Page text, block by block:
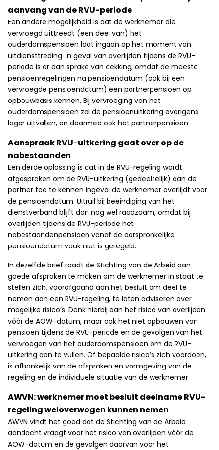
aanvang van de RVU-periode
Een andere mogelijkheid is dat de werknemer die
vervroegd uittreedt (een deel van) het
ouderdomspensioen laat ingaan op het moment van
uitdiensttreding. In geval van overlijden tijdens de RVU-
periode is er dan sprake van dekking, omdat de meeste
pensioenregelingen na pensioendatum (ook bij een
vervroegde pensioendatum) een partnerpensioen op
opbouwbasis kennen. Bij vervroeging van het
ouderdomspensioen zal de pensioenuitkering overigens
lager uitvallen, en daarmee ook het partnerpensioen.
Aanspraak RVU-uitkering gaat over op de
nabestaanden
Een derde oplossing is dat in de RVU-regeling wordt
afgesproken om de RVU-uitkering (gedeeltelijk) aan de
partner toe te kennen ingeval de werknemer overlijdt voor
de pensioendatum. Uitruil bij beëindiging van het
dienstverband blijft dan nog wel raadzaam, omdat bij
overlijden tijdens de RVU-periode het
nabestaandenpensioen vanaf de oorspronkelijke
pensioendatum vaak niet is geregeld.
In dezelfde brief raadt de Stichting van de Arbeid aan
goede afspraken te maken om de werknemer in staat te
stellen zich, voorafgaand aan het besluit om deel te
nemen aan een RVU-regeling, te laten adviseren over
mogelijke risico’s. Denk hierbij aan het risico van overlijden
vóór de AOW-datum, maar ook het niet opbouwen van
pensioen tijdens de RVU-periode en de gevolgen van het
vervroegen van het ouderdomspensioen om de RVU-
uitkering aan te vullen. Of bepaalde risico’s zich voordoen,
is afhankelijk van de afspraken en vormgeving van de
regeling en de individuele situatie van de werknemer.
AWVN: werknemer moet besluit deelname RVU-
regeling weloverwogen kunnen nemen
AWVN vindt het goed dat de Stichting van de Arbeid
aandacht vraagt voor het risico van overlijden vóór de
AOW-datum en de gevolgen daarvan voor het